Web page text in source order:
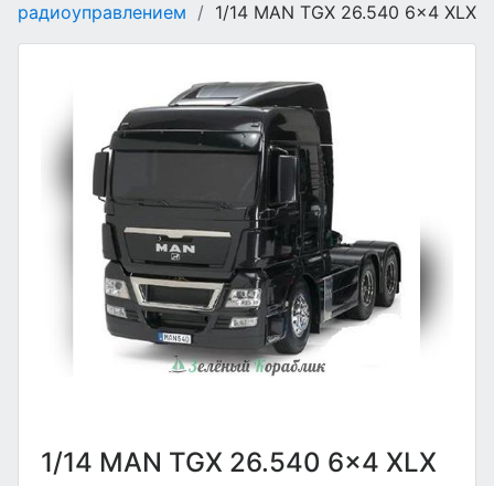
радиоуправлением / 1/14 MAN TGX 26.540 6x4 XLX
1/14 MAN TGX 26.540 6x4 XLX